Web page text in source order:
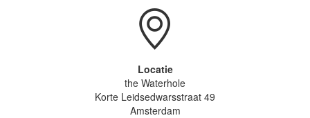
Locatie
the Waterhole
Korte Leidsedwarsstraat 49
Amsterdam